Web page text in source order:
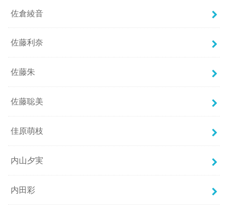
佐倉綾音
佐藤利奈
佐藤朱
佐藤聡美
佳原萌枝
内山夕実
内田彩